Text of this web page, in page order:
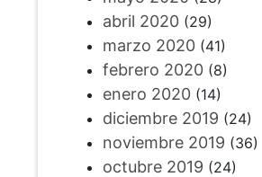
abril 2020(29)
marzo 2020(41)
febrero 2020(8)
enero 2020(14)
diciembre 2019 (24)
noviembre 2019 (36)
octubre 2019 (24)